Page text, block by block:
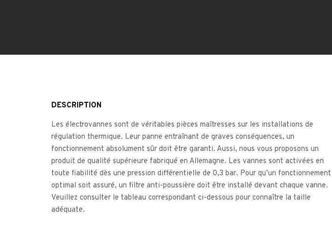
DESCRIPTION
Les électrovannes sont de véritables pièces maîtresses sur les installations de
régulation thermique. Leur panne entraînant de graves conséquences, un
fonctionnement absolument sûr doit être garanti. Aussi, nous vous proposons un
produit de qualité supérieure fabriqué en Allemagne. Les vannes sont activées en
toute fiabilité dès une pression différentielle de 0,3 bar. Pour qu’un fonctionnement
optimal soit assuré, un filtre anti-poussière doit être installé devant chaque vanne.
Veuillez consulter le tableau correspondant ci-dessous pour connaître la taille
adéquate.